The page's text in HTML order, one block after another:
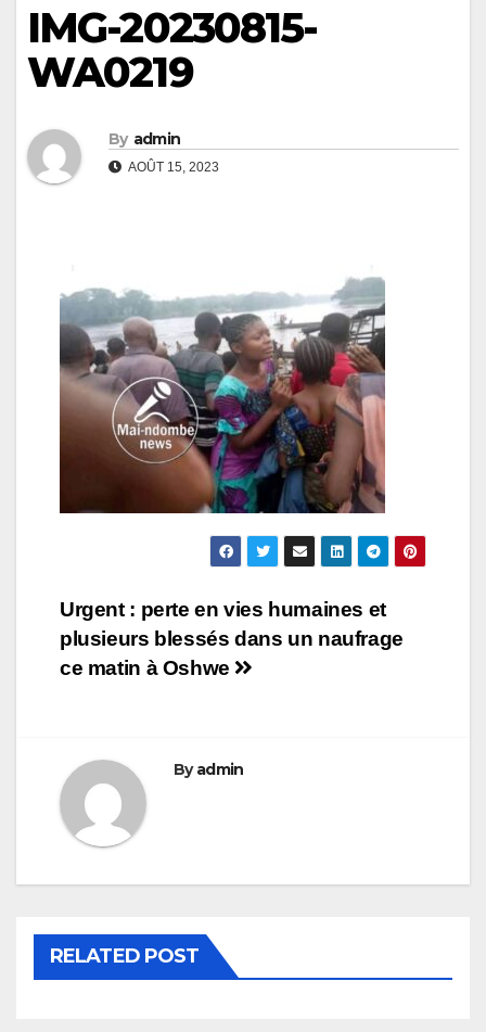
IMG-20230815-
WA0219
By admin
AOÛT 15, 2023
Navigation
de
Urgent : perte en vies humaines et
plusieurs blessés dans un naufrage
ce matin à Oshwe
Byadmin
RELATED POST